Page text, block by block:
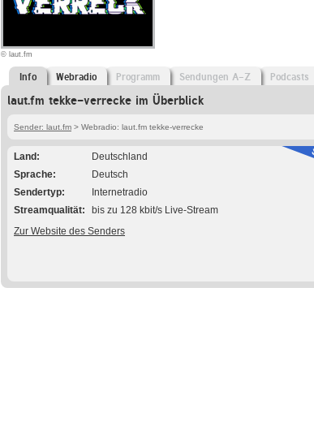
© laut.fm
Info Webradio Programm Sendungen A-Z Podcasts
laut.fm tekke-verrecke im Überblick
Sender: laut.fm > Webradio: laut.fm tekke-verrecke
Land
Deutschland
Sprache
Deutsch
Sendertyp
Internetradio
Streamqualität
bis zu 128 kbit/s Live-Stream
Zur Website des Senders